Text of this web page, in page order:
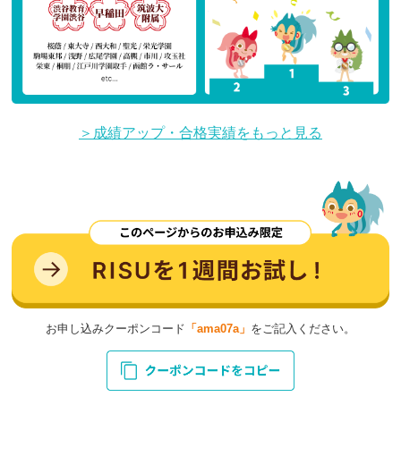
＞成績アップ・合格実績をもっと見る
お申し込みクーポンコード 「ama07a」 をご記入ください。